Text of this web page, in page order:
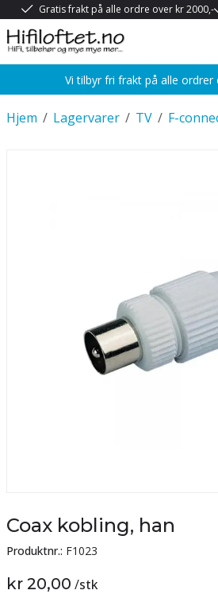
Gratis frakt på alle ordre over kr 2000,-
Vi tilbyr fri frakt på alle ordrer
/
Hjem /
Lagervarer /
TV F-
Coax kobling, han
Produktnr.: F1023
kr 20,00 /stk